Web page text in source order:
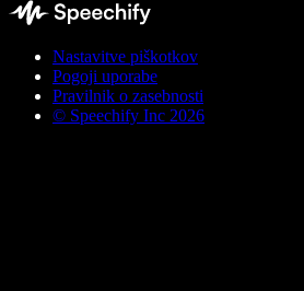
Nastavitve piškotkov
Pogoji uporabe
Pravilnik o zasebnosti
© Speechify Inc 2026